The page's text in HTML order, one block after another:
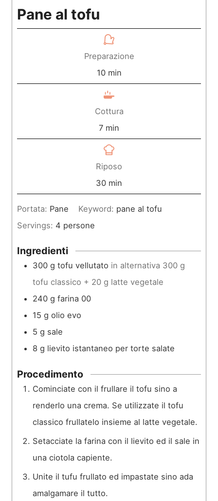
Pane al tofu
Preparazione
10m
t
i
min
Cottura
7m
t
i
min
Riposo
30m
t
i
min
Portata: Pane Keyword: pane al tofu
Servings: 4 persone
Ingredienti
300 g tofu vellutato in alternativa 300 g
tofu classico + 20 g latte vegetale
240 g farina 00
15 g olio evo
5 g sale
8 g lievito istantaneo per torte salate
Procedimento
Cominciate con il frullare il tofu sino a
renderlo una crema. Se utilizzate il tofu
classico frullatelo insieme al latte vegetale.
Setacciate la farina con il lievito ed il sale in
una ciotola capiente.
Unite il tufu frullato ed impastate sino ada
amalgamare il tutto.